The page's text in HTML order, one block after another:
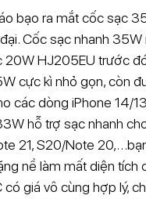
bạo ra mắt cốc sạc
Cốc sạc nhanh
20W HJ205EU trước
cực kì nhỏ gọn, còn
các dòng iPhone 14/
hỗ trợ sạc nhanh
21, S20/Note
nề làm mất diện tích
giá vô cùng hợp lý,